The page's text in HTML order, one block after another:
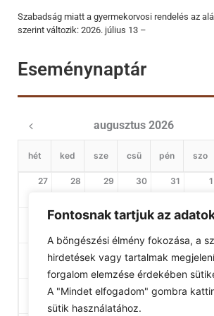
Fontosnak tartjuk az
A böngészési élmény fokozása, a
hirdetések vagy tartalmak
forgalom elemzése érdekében
A "Mindet elfogadom" gombra
sütik használatához.
Szabadság miatt a gyermekorvosi rendelés az
szerint változik: 2026. július 13 –
Eseménynaptár
augusztus 2026
hét ked sze csü pén szo
27 28 29 30 31 1
4 5 6 7 8
11 13
18 19 20 21 22